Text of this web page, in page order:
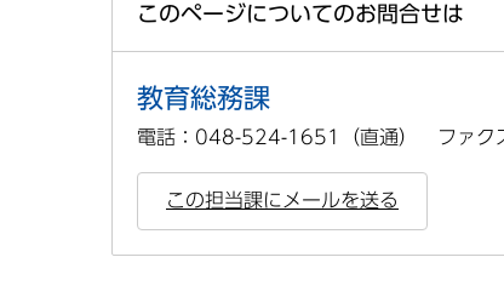
このページについてのお問合せは
教育総務課
電話：048-524-1651（直通） ファ
この担当課にメールを送る